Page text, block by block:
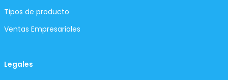
Tipos de producto
Ventas Empresariales
Legales